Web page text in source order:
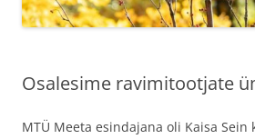
Osalesime ravimitootjate
MTÜ Meeta esindajana oli Kaisa Sein